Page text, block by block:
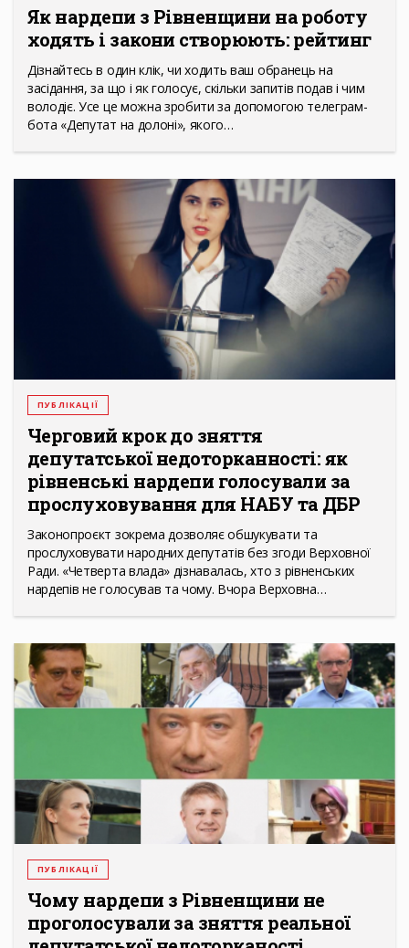
Як нардепи з Рівненщини на роботу
ходять і закони створюють: рейтинг
Дізнайтесь в один клік, чи ходить ваш обранець на
засідання, за що і як голосує, скільки запитів подав і чим
володіє. Усе це можна зробити за допомогою телеграм-
бота «Депутат на долоні», якого…
ПУБЛІКАЦІЇ
Черговий крок до зняття
депутатської недоторканності: як
рівненські нардепи голосували за
прослуховування для НАБУ та ДБР
Законопроєкт зокрема дозволяє обшукувати та
прослуховувати народних депутатів без згоди Верховної
Ради. «Четверта влада» дізнавалась, хто з рівненських
нардепів не голосував та чому. Вчора Верховна…
ПУБЛІКАЦІЇ
Чому нардепи з Рівненщини не
проголосували за зняття реальної